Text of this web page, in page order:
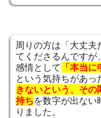
周りの方は「大丈夫
てくださるんですが
感情として 「本当に
という気持ちがあっ
きないという、その
持ちを数字が出ない
りました。